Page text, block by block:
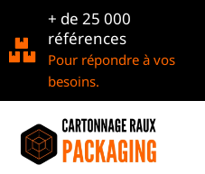
+ de 25 000
références
Pour répondre à vos
besoins.